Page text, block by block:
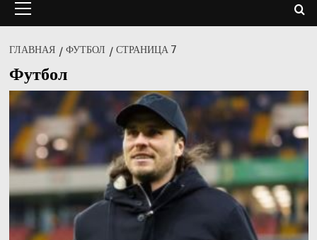
меню
ГЛАВНАЯ ФУТБОЛ СТРАНИЦА 7
Футбол